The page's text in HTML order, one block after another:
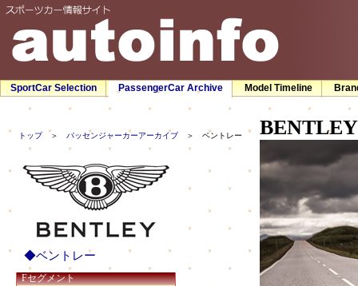
SportCar Selection PassengerCar Archive Model Timeline
◆ベントレー
Fセグメント
トップ＞ パッセンジャーカーアーカイブ ＞ ベントレー BENTLEY